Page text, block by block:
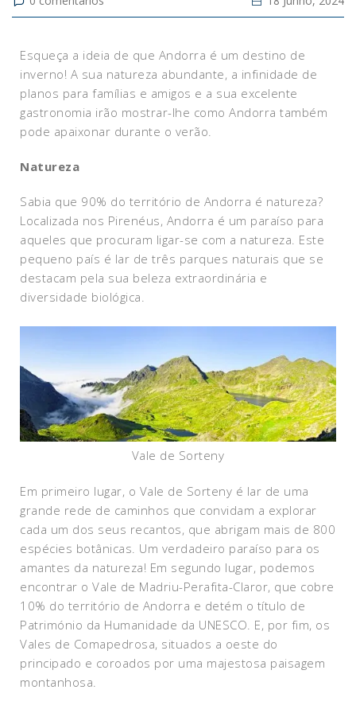
Esqueça a ideia de que Andorra é um destino de
inverno! A sua natureza abundante, a infinidade de
planos para famílias e amigos e a sua excelente
gastronomia irão mostrar-lhe como Andorra também
pode apaixonar durante o verão.
Natureza
Sabia que 90% do território de Andorra é natureza?
Localizada nos Pirenéus, Andorra é um paraíso para
aqueles que procuram ligar-se com a natureza. Este
pequeno país é lar de três parques naturais que se
destacam pela sua beleza extraordinária e
diversidade biológica.
Vale de Sorteny
Em primeiro lugar, o Vale de Sorteny é lar de uma
grande rede de caminhos que convidam a explorar
cada um dos seus recantos, que abrigam mais de 800
espécies botânicas. Um verdadeiro paraíso para os
amantes da natureza! Em segundo lugar, podemos
encontrar o Vale de Madriu-Perafita-Claror, que cobre
10% do território de Andorra e detém o título de
Património da Humanidade da UNESCO. E, por fim, os
Vales de Comapedrosa, situados a oeste do
principado e coroados por uma majestosa paisagem
montanhosa.